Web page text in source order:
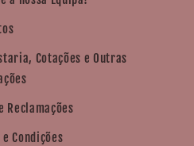
Cotações e Outras
Reclamações
e Condições